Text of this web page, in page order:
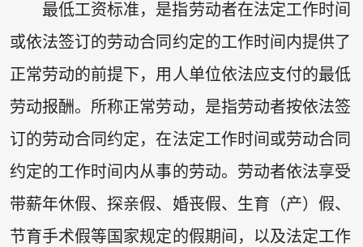
最低工资标准，是指劳动者在法定工作时间
或依法签订的劳动合同约定的工作时间内提供了
正常劳动的前提下，用人单位依法应支付的最低
劳动报酬。所称正常劳动，是指劳动者按依法签
订的劳动合同约定，在法定工作时间或劳动合同
约定的工作时间内从事的劳动。劳动者依法享受
带薪年休假、探亲假、婚丧假、生育（产）假、
节育手术假等国家规定的假期间，以及法定工作